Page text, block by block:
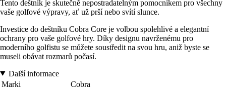
Tento deštník je skutečně nepostradatelným pomocníkem pro všechny
vaše golfové výpravy, ať už prší nebo svítí slunce.
Investice do deštníku Cobra Core je volbou spolehlivé a elegantní
ochrany pro vaše golfové hry. Díky designu navrženému pro
moderního golfistu se můžete soustředit na svou hru, aniž byste se
museli obávat rozmarů počasí.
Další informace
Marki
Cobra